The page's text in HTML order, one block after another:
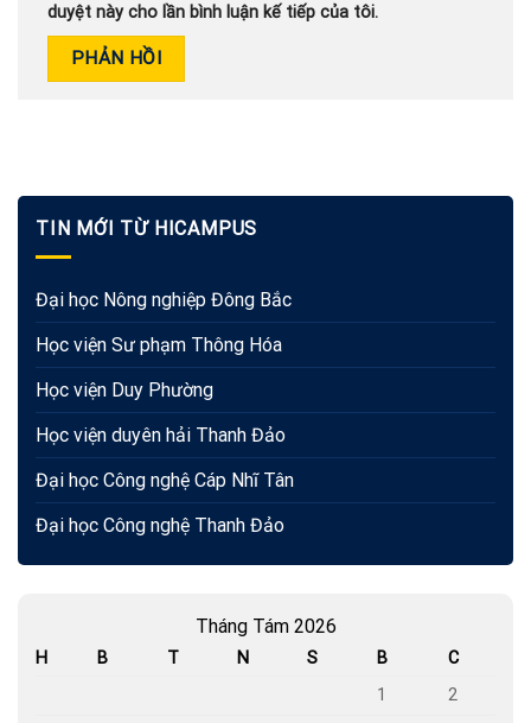
duyệt này cho lần bình luận kế tiếp của tôi.
TIN MỚI TỪ HICAMPUS
Đại học Nông nghiệp Đông Bắc
Học viện Sư phạm Thông Hóa
Học viện Duy Phường
Học viện duyên hải Thanh Đảo
Đại học Công nghệ Cáp Nhĩ Tân
Đại học Công nghệ Thanh Đảo
Tháng Tám 2026
H B T N S B
C
1
2